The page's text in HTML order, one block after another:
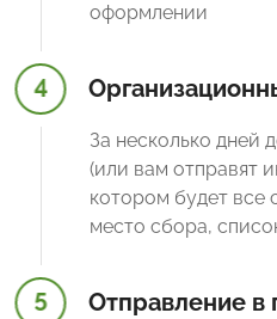
оформлении
4
За несколько дней
(или вам отправят
котором будет все
место сбора,
5 Отправление в